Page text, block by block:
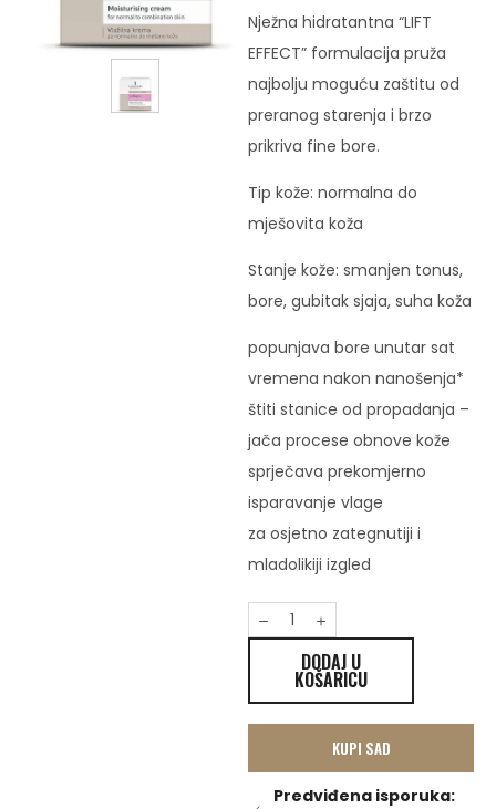
Nježna hidratantna “LIFT
EFFECT” formulacija pruža
najbolju moguću zaštitu od
preranog starenja i brzo
prikriva fine bore.
Tip kože: normalna do
mješovita koža
Stanje kože: smanjen tonus,
bore, gubitak sjaja, suha koža
popunjava bore unutar sat
vremena nakon nanošenja*
štiti stanice od propadanja –
jača procese obnove kože
sprječava prekomjerno
isparavanje vlage
za osjetno zategnutiji i
mladolikiji izgled
DODAJ U
KOŠARICU
KUPI SAD
Predviđena isporuka: